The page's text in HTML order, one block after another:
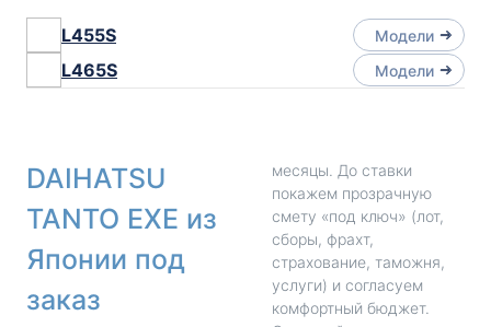
L455S Модели
L465S Модели
DAIHATSU
TANTO EXE из
Японии под
заказ
месяцы. До ставки
покажем прозрачную
смету «под ключ» (лот,
сборы, фрахт,
страхование, таможня,
услуги) и согласуем
комфортный бюджет.